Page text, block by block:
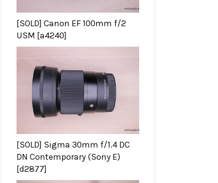
[SOLD] Canon EF 100mm f/2
USM [a4240]
[SOLD] Sigma 30mm f/1.4 DC
DN Contemporary (Sony E)
[d2877]